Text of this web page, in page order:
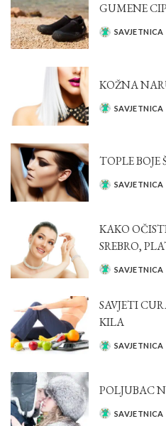
GUMENE
POSTED
SAVJETNICA
KOŽNA
POSTED
SAVJETNICA
TOPLE BOJE
POSTED
SAVJETNICA
KAKO
SREBRO,
POSTED
SAVJETNICA
SAVJETI
KILA
POSTED
SAVJETNICA
POLJUBAC
POSTED
SAVJETNICA